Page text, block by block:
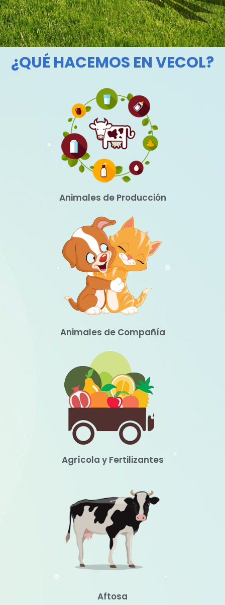
¿QUÉ HACEMOS EN VECOL?
Animales de Producción
Animales de Compañía
Agrícola y Fertilizantes
Aftosa